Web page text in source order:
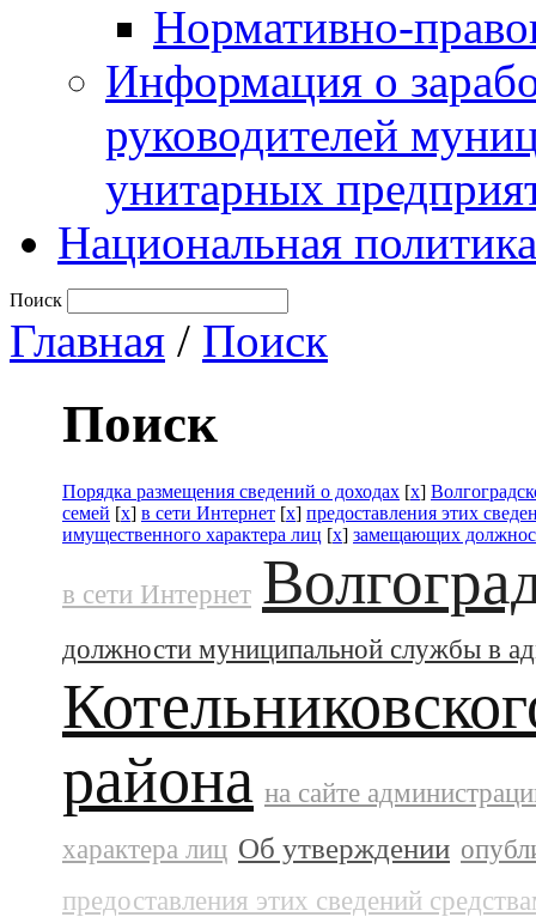
Нормативно-
Информация о
руководителей
унитарных
Национальная политика
Поиск
Главная / Поиск
Поиск
Порядка размещения сведений о доходах [x]
семей [x] в сети Интернет [x] предоставления этих
имущественного характера лиц [x] замещающих
в сети Интернет
должности муниципальной службы в
района на сайте
характера лиц Об утверждении
предоставления этих сведений